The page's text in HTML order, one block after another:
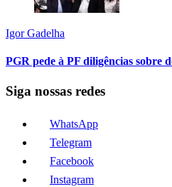
Igor Gadelha
PGR pede à PF diligências sobre
Siga nossas redes
WhatsApp
Telegram
Facebook
Instagram